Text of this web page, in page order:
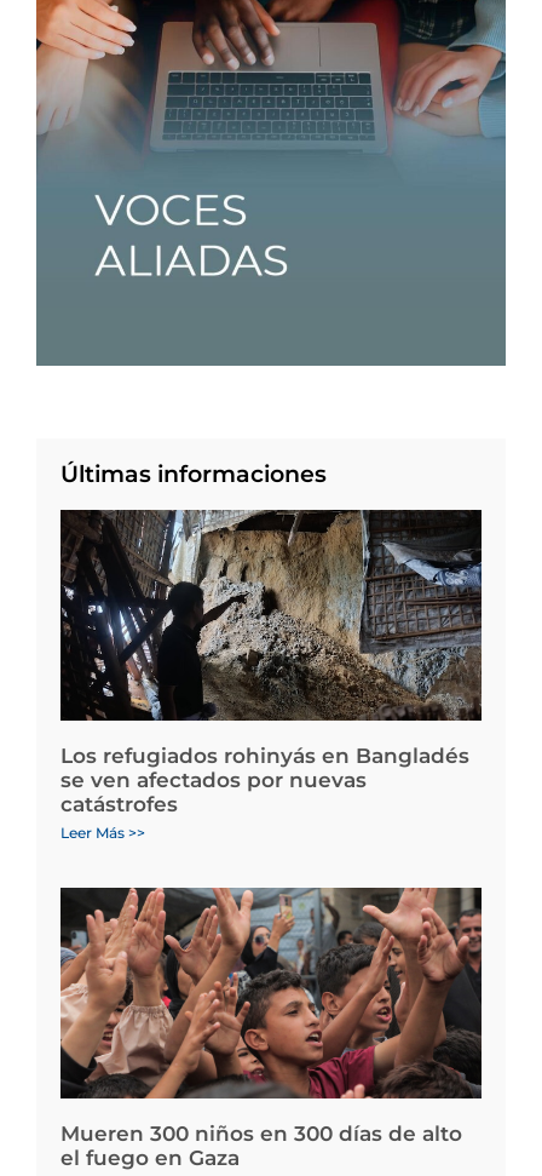
Últimas informaciones
Los refugiados rohinyás en Bangladés
se ven afectados por nuevas
catástrofes
Leer Más >>
Mueren 300 niños en 300 días de alto
el fuego en Gaza